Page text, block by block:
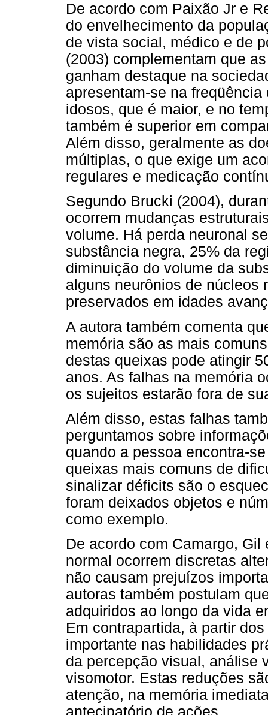
De acordo com Paixão Jr e
do envelhecimento da
de vista social, médico e de
(2003) complementam que
ganham destaque na
apresentam-se na
idosos, que é maior, e no
também é superior em
Além disso, geralmente as
múltiplas, o que exige um
regulares e medicação
Segundo Brucki (2004),
ocorrem mudanças
volume. Há perda neuronal
substância negra, 25% da
diminuição do volume da
alguns neurônios de núcleos
preservados em idades
A autora também comenta
memória são as mais
destas queixas pode atingir
anos. As falhas na memória
os sujeitos estarão fora de
Além disso, estas falhas
perguntamos sobre
quando a pessoa encontra-
queixas mais comuns de
sinalizar déficits são o
foram deixados objetos e
como exemplo.
De acordo com Camargo,
normal ocorrem discretas
não causam prejuízos
autoras também postulam
adquiridos ao longo da vida
Em contrapartida, à partir
importante nas habilidades
da percepção visual, análise
visomotor. Estas reduções
atenção, na memória
antecipatório de ações.